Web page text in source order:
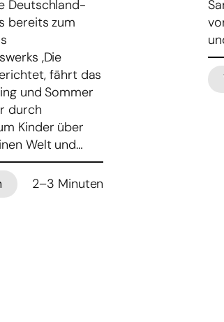
Deutschland-
bereits zum
‚Die
fährt das
und Sommer
durch
Kinder über
Welt und…
2–3 Minuten